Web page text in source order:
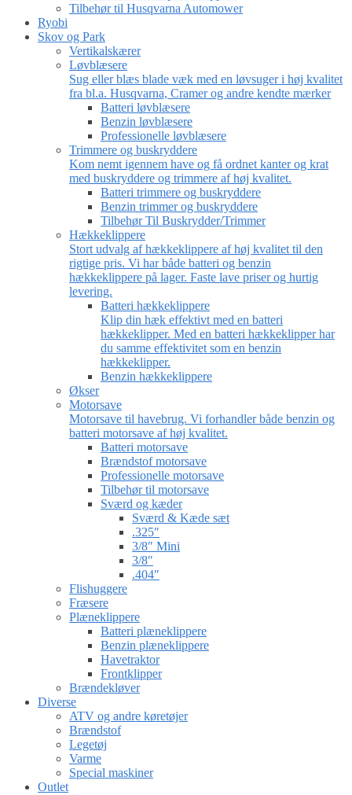
Tilbehør til Husqvarna Automower
Ryobi
Skov og Park
Vertikalskærer
Løvblæsere
Sug eller blæs blade væk med en løvsuger i høj kvalitet
fra bl.a. Husqvarna, Cramer og andre kendte mærker
Batteri løvblæsere
Benzin løvblæsere
Professionelle løvblæsere
Trimmere og buskryddere
Kom nemt igennem have og få ordnet kanter og krat
med buskryddere og trimmere af høj kvalitet.
Batteri trimmere og buskryddere
Benzin trimmer og buskryddere
Tilbehør Til Buskrydder/Trimmer
Hækkeklippere
Stort udvalg af hækkeklippere af høj kvalitet til den
rigtige pris. Vi har både batteri og benzin
hækkeklippere på lager. Faste lave priser og hurtig
levering.
Batteri hækkeklippere
Klip din hæk effektivt med en batteri
hækkeklipper. Med en batteri hækkeklipper har
du samme effektivitet som en benzin
hækkeklipper.
Benzin hækkeklippere
Økser
Motorsave
Motorsave til havebrug. Vi forhandler både benzin og
batteri motorsave af høj kvalitet.
Batteri motorsave
Brændstof motorsave
Professionelle motorsave
Tilbehør til motorsave
Sværd og kæder
Sværd & Kæde sæt
.325″
3/8″ Mini
3/8″
.404″
Flishuggere
Fræsere
Plæneklippere
Batteri plæneklippere
Benzin plæneklippere
Havetraktor
Frontklipper
Brændekløver
Diverse
ATV og andre køretøjer
Brændstof
Legetøj
Varme
Special maskiner
Outlet